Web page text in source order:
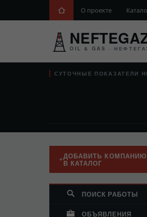
О проекте
OIL & GAS ·
СУТОЧНЫЕ ПОКАЗАТЕЛИ
ДОБАВИТЬ КОМПАНИЮ
В КАТАЛОГ
ПОИСК РАБОТЫ
ОБЪЯВЛЕНИЯ